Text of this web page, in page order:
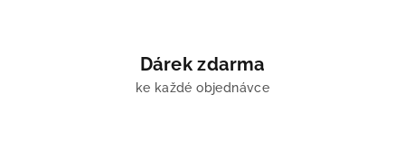
Dárek zdarma
ke každé objednávce